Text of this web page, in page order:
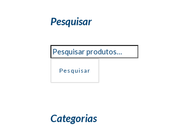
Pesquisar
Pesquisar
Categorias